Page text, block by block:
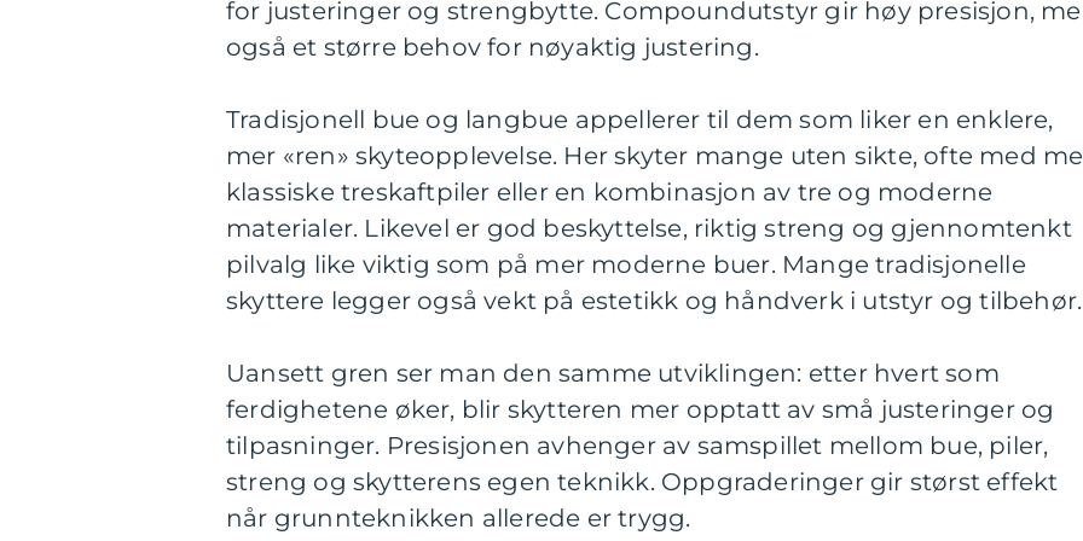
for justeringer og strengbytte. Compoundutstyr gir høy presisjon,
også et større behov for nøyaktig justering.
Tradisjonell bue og langbue appellerer til dem som liker en enklere,
mer «ren» skyteopplevelse. Her skyter mange uten sikte, ofte med
klassiske treskaftpiler eller en kombinasjon av tre og moderne
materialer. Likevel er god beskyttelse, riktig streng og gjennomtenkt
pilvalg like viktig som på mer moderne buer. Mange tradisjonelle
skyttere legger også vekt på estetikk og håndverk i utstyr og tilbehør.
Uansett gren ser man den samme utviklingen: etter hvert som
ferdighetene øker, blir skytteren mer opptatt av små justeringer og
tilpasninger. Presisjonen avhenger av samspillet mellom bue, piler,
streng og skytterens egen teknikk. Oppgraderinger gir størst effekt
når grunnteknikken allerede er trygg.